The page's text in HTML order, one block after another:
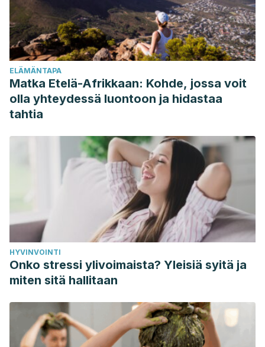
do Carmo, M. S., itapary dos Santos, C., Araújo, M. C.,
Girón, J. A., Fernandes, E. S., & Monteiro-Neto, V. (2018).
Probiotics, mechanisms of action, and clinical perspectives
for diarrhea management in children.Food &
function,9
https://pubs.rsc.org/en/content/articlehtml/2018/fo/
Fontané, L., Benaiges, D., Goday, A., Llauradó, G., & Pedro-
probióticos en la obesidad.Clínica e investigación en
arteriosclerosis,30(6), 271-279.
https://www.sciencedirect.com/science/article/pii/
Hajavi, J., Esmaeili, S. A., Varasteh, A. R., Vazini, H., Atabati,
H., Mardani, F., … & Sahebkar, A. (2019). The
immunomodulatory role of probiotics in allergy
therapy.Journal of cellular physiology,234(3), 2386-2398.
https://onlinelibrary.wiley.com/doi/abs/10.1002/jcp.27263
Jakubczyk, D., Leszczyńska, K., & Górska, S. (2020). The
bowel disease (IBD)—a critical review.Nutrients
(7),
1973. https://www.mdpi.com/2072-6643/12/7/1973
La Fata, G., Weber, P., & Mohajeri, M. H. (2018). Probiotics
ELÄMÄNTAPA
Matka Etelä-Afrikkaan: Kohde, jossa voit
olla yhteydessä luontoon ja hidastaa
tahtia
HYVINVOINTI
Onko stressi ylivoimaista? Yleisiä syitä ja
miten sitä hallitaan